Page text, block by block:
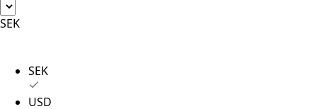
SEK
SEK
USD